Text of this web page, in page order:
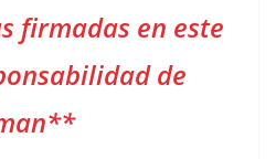
firmadas en este
de